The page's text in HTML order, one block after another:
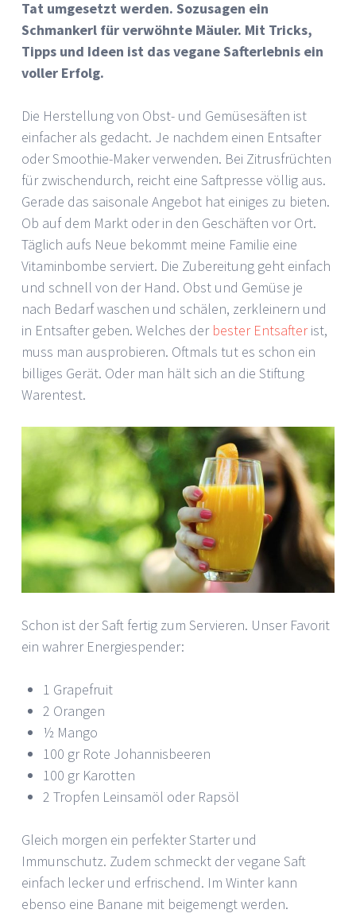
Tat umgesetzt werden. Sozusagen ein
Schmankerl für verwöhnte Mäuler. Mit Tricks,
Tipps und Ideen ist das vegane Safterlebnis ein
voller Erfolg.
Die Herstellung von Obst- und Gemüsesäften ist
einfacher als gedacht. Je nachdem einen Entsafter
oder Smoothie-Maker verwenden. Bei Zitrusfrüchten
für zwischendurch, reicht eine Saftpresse völlig aus.
Gerade das saisonale Angebot hat einiges zu bieten.
Ob auf dem Markt oder in den Geschäften vor Ort.
Täglich aufs Neue bekommt meine Familie eine
Vitaminbombe serviert. Die Zubereitung geht einfach
und schnell von der Hand. Obst und Gemüse je
nach Bedarf waschen und schälen, zerkleinern und
in Entsafter geben. Welches der bester Entsafterist,
muss man ausprobieren. Oftmals tut es schon ein
billiges Gerät. Oder man hält sich an die Stiftung
Warentest.
Schon ist der Saft fertig zum Servieren. Unser Favorit
ein wahrer Energiespender:
1 Grapefruit
2 Orangen
½ Mango
100 gr Rote Johannisbeeren
100 gr Karotten
2 Tropfen Leinsamöl oder Rapsöl
Gleich morgen ein perfekter Starter und
Immunschutz. Zudem schmeckt der vegane Saft
einfach lecker und erfrischend. Im Winter kann
ebenso eine Banane mit beigemengt werden.